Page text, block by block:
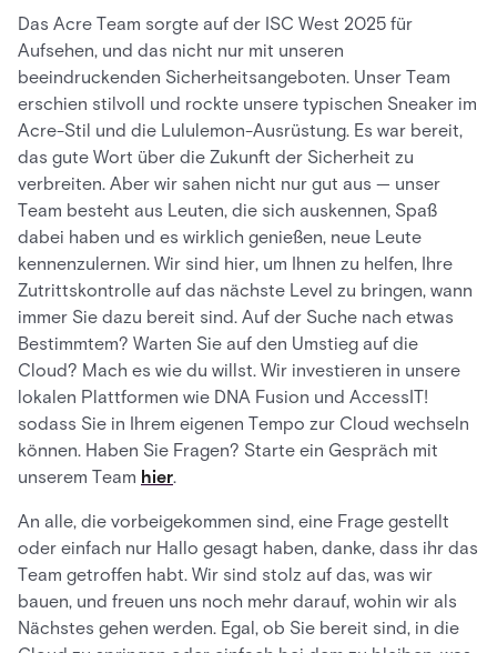
Das Acre Team sorgte auf der ISC West 2025 für
Aufsehen, und das nicht nur mit unseren
beeindruckenden Sicherheitsangeboten. Unser Team
erschien stilvoll und rockte unsere typischen Sneaker im
Acre-Stil und die Lululemon-Ausrüstung. Es war bereit,
das gute Wort über die Zukunft der Sicherheit zu
verbreiten. Aber wir sahen nicht nur gut aus — unser
Team besteht aus Leuten, die sich auskennen, Spaß
dabei haben und es wirklich genießen, neue Leute
kennenzulernen. Wir sind hier, um Ihnen zu helfen, Ihre
Zutrittskontrolle auf das nächste Level zu bringen, wann
immer Sie dazu bereit sind. Auf der Suche nach etwas
Bestimmtem? Warten Sie auf den Umstieg auf die
Cloud? Mach es wie du willst. Wir investieren in unsere
lokalen Plattformen wie DNA Fusion und AccessIT!
sodass Sie in Ihrem eigenen Tempo zur Cloud wechseln
können. Haben Sie Fragen? Starte ein Gespräch mit
unserem Team hier.
An alle, die vorbeigekommen sind, eine Frage gestellt
oder einfach nur Hallo gesagt haben, danke, dass ihr das
Team getroffen habt. Wir sind stolz auf das, was wir
bauen, und freuen uns noch mehr darauf, wohin wir als
Nächstes gehen werden. Egal, ob Sie bereit sind, in die